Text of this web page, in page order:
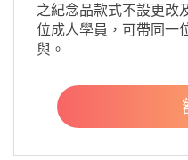
之紀念品款式不設更改
位成人學員，可帶同一
與。